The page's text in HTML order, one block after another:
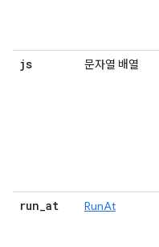
js 문자열 배열
run_at RunAt